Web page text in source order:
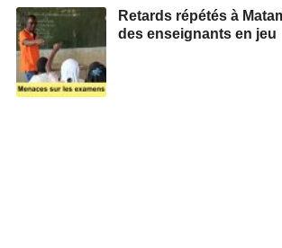
Retards répétés à
des enseignants en jeu